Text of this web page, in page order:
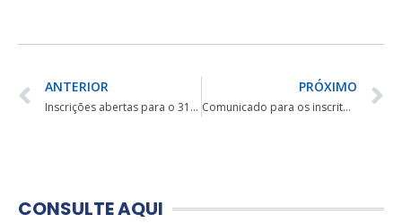
ANTERIOR
Inscrições abertas para o 31º Aberto do Estado do Paraná
PRÓXIMO
Comunicado para os inscritos no Programa Geração Olímpica e Paralímpica 2022
CONSULTE AQUI